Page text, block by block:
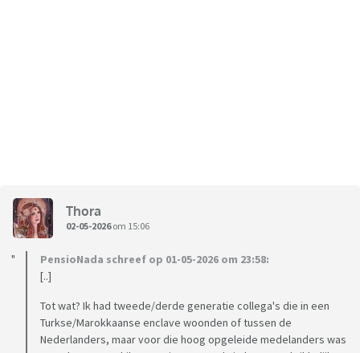
Thora
02-05-2026om 15:06
PensioNada schreef op 01-05-2026 om 23:58:
[..]
Tot wat? Ik had tweede/derde generatie collega's die in een
Turkse/Marokkaanse enclave woonden of tussen de
Nederlanders, maar voor die hoog opgeleide medelanders was